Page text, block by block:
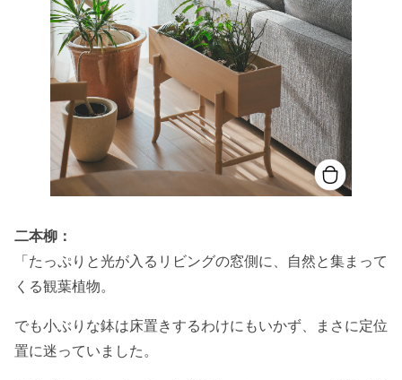
二本柳：
「たっぷりと光が入るリビングの窓側に、自然と集まって
くる観葉植物。
でも小ぶりな鉢は床置きするわけにもいかず、まさに定位
置に迷っていました。